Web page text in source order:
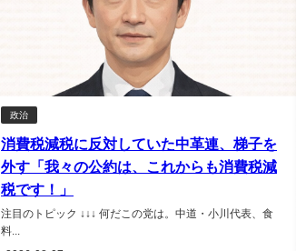
政治
消費税減税に反対していた中革連、梯子を
外す「我々の公約は、これからも消費税減
税です！」
注目のトピック ↓↓↓ 何だこの党は。中道・小川代表、食
料...